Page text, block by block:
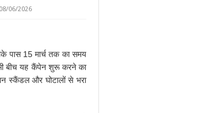
08/06/2026
पास 15 मार्च तक का समय
बीच यह कैंपेन शुरू करने का
स्कैंडल और घोटालों से भरा